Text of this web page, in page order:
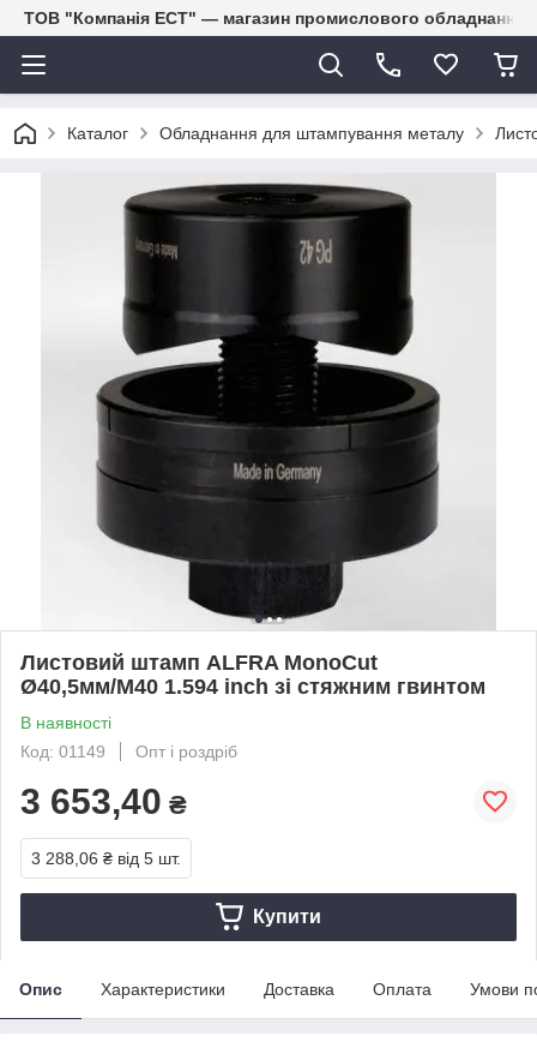
ТОВ "Компанія ЕСТ" — магазин промислового обладнання
Каталог Обладнання для штампування металу
Листовий штамп ALFRA MonoCut
Ø40,5мм/M40 1.594 inch зі стяжним гвинтом
В наявності
Код: 01149
Опт і роздріб
3 653,40 ₴
3 288,06 ₴ від 5 шт.
Купити
Опис Характеристики Доставка Оплата Умови